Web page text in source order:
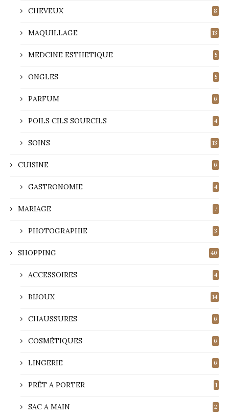
CHEVEUX 8
MAQUILLAGE 13
MEDCINE ESTHETIQUE 5
ONGLES 5
PARFUM 6
POILS CILS SOURCILS 4
SOINS 13
CUISINE 6
GASTRONOMIE 4
MARIAGE 7
PHOTOGRAPHIE 3
SHOPPING 40
ACCESSOIRES 4
BIJOUX 14
CHAUSSURES 6
COSMÉTIQUES 6
LINGERIE 6
PRÊT A PORTER 1
SAC A MAIN 2